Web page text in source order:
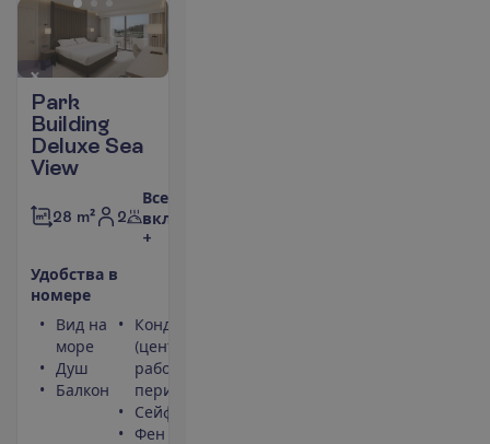
Park
Building
Deluxe Sea
View
28 m² 2
Все
включено
+
Удобства в
номере
Вид на
море
Душ
Балкон
Кондиционер
(центральный,
работает
периодически)
Сейф
Фен